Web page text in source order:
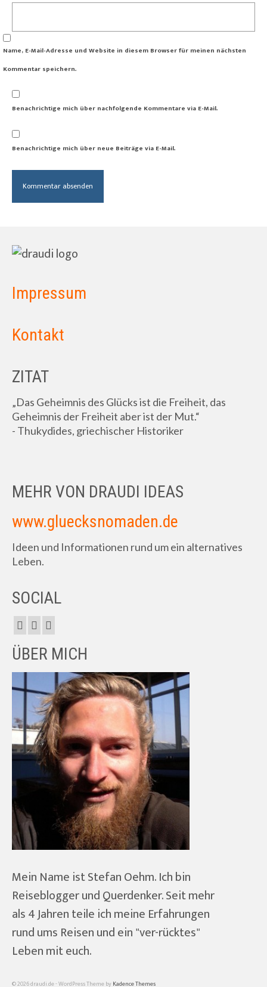
Name, E-Mail-Adresse und Website in diesem Browser für meinen nächsten
Kommentar speichern.
Benachrichtige mich über nachfolgende Kommentare via E-Mail.
Benachrichtige mich über neue Beiträge via E-Mail.
Impressum
Kontakt
ZITAT
„Das Geheimnis des Glücks ist die Freiheit, das
Geheimnis der Freiheit aber ist der Mut.“
- Thukydides, griechischer Historiker
MEHR VON DRAUDI IDEAS
www.gluecksnomaden.de
Ideen und Informationen rund um ein alternatives
Leben.
SOCIAL
ÜBER MICH
Mein Name ist Stefan Oehm. Ich bin
Reiseblogger und Querdenker. Seit mehr
als 4 Jahren teile ich meine Erfahrungen
rund ums Reisen und ein "ver-rücktes"
Leben mit euch.
© 2026 draudi.de - WordPress Theme byKadence Themes